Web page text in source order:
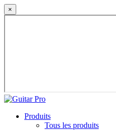
×
Produits
Tous les produits